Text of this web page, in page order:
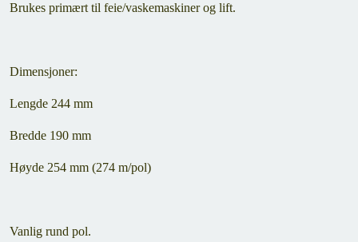
Brukes primært til feie/vaskemaskiner og lift.
Dimensjoner:
Lengde 244 mm
Bredde 190 mm
Høyde 254 mm (274 m/pol)
Vanlig rund pol.